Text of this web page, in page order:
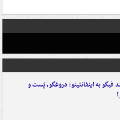
فیگو به اینفانتینو: دروغگو، پَست‌ و